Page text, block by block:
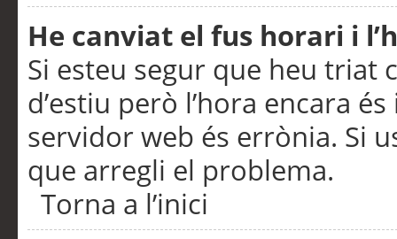
He canviat el fus horari i
Si esteu segur que heu triat
d’estiu però l’hora encara
servidor web és errònia. Si
que arregli el problema.
Torna a l’inici